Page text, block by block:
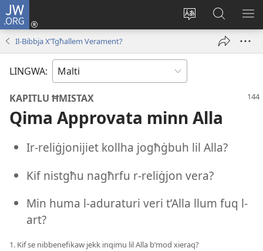
JW.ORG
Biddel
lingwa
Illoggja
(opens
Fittex
f’JW.ORG
Il-Bibbja X’Tgħallem Verament?
LINGWA:
KAPITLU ĦMISTAX
Qima Approvata minn Alla
Ir-reliġjonijiet kollha jogħġbuh lil Alla?
Kif nistgħu nagħrfu r-reliġjon vera?
Min huma l-aduraturi veri t’Alla llum fuq l-
art?
1. Kif se nibbenefikaw jekk inqimu lil Alla b’mod xieraq?